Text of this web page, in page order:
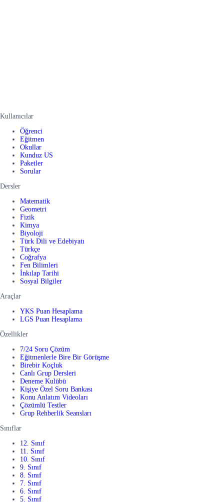
Kullanıcılar
Öğrenci
Eğitmen
Okullar
Kunduz US
Paketler
Sorular
Dersler
Matematik
Geometri
Fizik
Kimya
Biyoloji
Türk Dili ve Edebiyatı
Türkçe
Coğrafya
Fen Bilimleri
İnkılap Tarihi
Sosyal Bilgiler
Araçlar
YKS Puan Hesaplama
LGS Puan Hesaplama
Özellikler
7/24 Soru Çözüm
Eğitmenlerle Bire Bir Görüşme
Birebir Koçluk
Canlı Grup Dersleri
Deneme Kulübü
Kişiye Özel Soru Bankası
Konu Anlatım Videoları
Çözümlü Testler
Grup Rehberlik Seansları
Sınıflar
12. Sınıf
11. Sınıf
10. Sınıf
9. Sınıf
8. Sınıf
7. Sınıf
6. Sınıf
5. Sınıf